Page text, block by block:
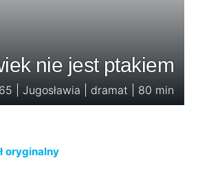
nie jest ptakiem
| Jugosławia | dramat | 80 min
oryginalny